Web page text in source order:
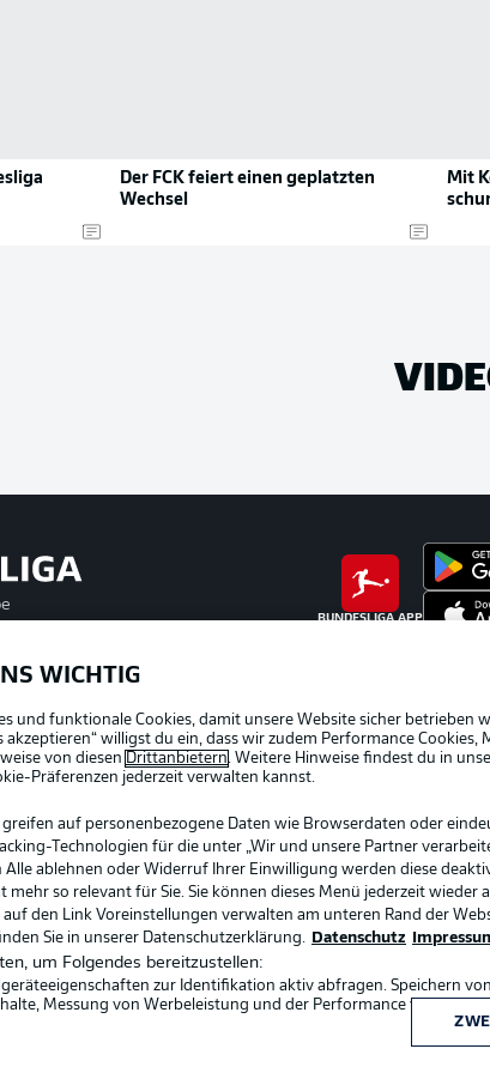
Der FCK feiert einen geplatzten
Wechsel
Mit
BUNDESLIGA APP
GmbH
WICHTIG
und funktionale Cookies, damit unsere Website sicher betrieben
willigst du ein, dass wir zudem Performance
von diesen Drittanbietern. Weitere Hinweise findest du in
Präferenzen jederzeit verwalten kannst.
auf personenbezogene Daten wie Browserdaten oder
Technologien für die unter „Wir und unsere Partner
ablehnen oder Widerruf Ihrer Einwilligung werden diese
mehr so relevant für Sie. Sie können dieses Menü jederzeit
den Link Voreinstellungen verwalten am unteren Rand der
Sie in unserer Datenschutzerklärung.
Datenschutz
um Folgendes bereitzustellen:
zur Identifikation aktiv abfragen. Speichern
Messung von Werbeleistung und der Performance von